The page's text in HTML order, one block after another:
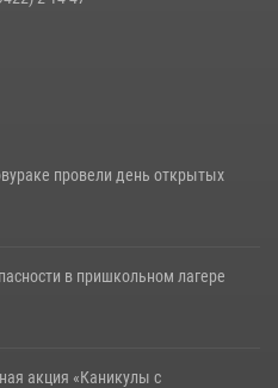
провели день открытых
в пришкольном лагере
акция «Каникулы с